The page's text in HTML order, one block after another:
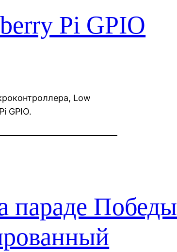
Pi GPIO
Low
GPIO.
параде Победы